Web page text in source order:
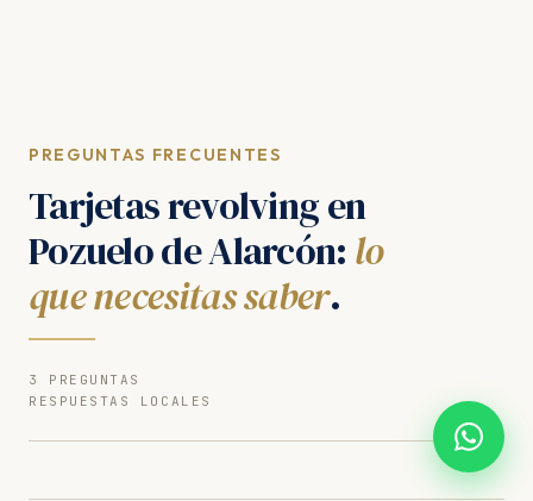
PREGUNTAS FRECUENTES
Tarjetas revolving en
Pozuelo de Alarcón: lo
que necesitas saber.
3 PREGUNTAS
RESPUESTAS LOCALES